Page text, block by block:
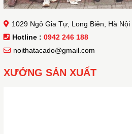
1029 Ngô Gia Tự, Long Biên, Hà Nội
Hotline : 0942 246 188
noithatacado@gmail.com
XƯỞNG SẢN XUẤT